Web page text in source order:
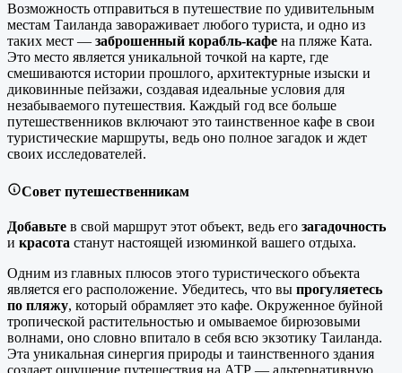
Возможность отправиться в путешествие по удивительным
местам Таиланда завораживает любого туриста, и одно из
таких мест — заброшенный корабль-кафе на пляже Ката.
Это место является уникальной точкой на карте, где
смешиваются истории прошлого, архитектурные изыски и
диковинные пейзажи, создавая идеальные условия для
незабываемого путешествия. Каждый год все больше
путешественников включают это таинственное кафе в свои
туристические маршруты, ведь оно полное загадок и ждет
своих исследователей.
Совет путешественникам
Добавьте в свой маршрут этот объект, ведь его загадочность
и красота станут настоящей изюминкой вашего отдыха.
Одним из главных плюсов этого туристического объекта
является его расположение. Убедитесь, что вы прогуляетесь
по пляжу, который обрамляет это кафе. Окруженное буйной
тропической растительностью и омываемое бирюзовыми
волнами, оно словно впитало в себя всю экзотику Таиланда.
Эта уникальная синергия природы и таинственного здания
создает ощущение путешествия на АТР — альтернативную